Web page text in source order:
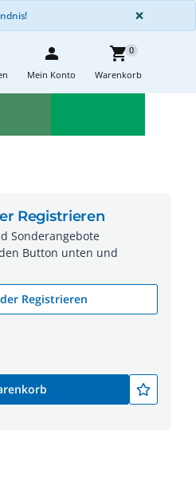
×
person
Mein Konto
shopping_cart0
Warenkorb
Registrieren
Sonderangebote
Button unten und
Registrieren